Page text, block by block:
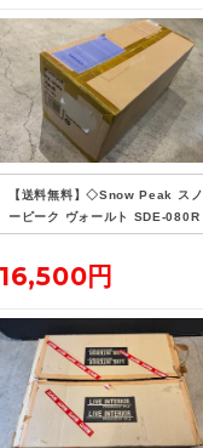
【送料無料】◇Snow Peak スノ
ーピーク ヴォールト SDE-080R
H
16,500円